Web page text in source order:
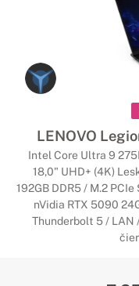
LENOVO
Intel Core Ultra 9
18,0" UHD+ (4K)
192GB DDR5 / M.2
nVidia RTX 5090
Thunderbolt 5 / LAN